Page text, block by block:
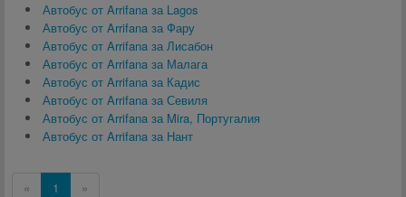
Автобус от Arrifana за Lagos
Автобус от Arrifana за Фару
Автобус от Arrifana за Лисабон
Автобус от Arrifana за Малага
Автобус от Arrifana за Кадис
Автобус от Arrifana за Севиля
Автобус от Arrifana за Mira, Португалия
Автобус от Arrifana за Нант
« 1 »